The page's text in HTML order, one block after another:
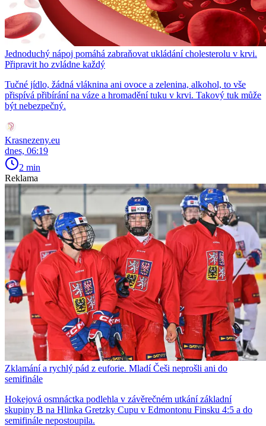
Jednoduchý nápoj pomáhá zabraňovat ukládání cholesterolu v krvi.
Připravit ho zvládne každý
Tučné jídlo, žádná vláknina ani ovoce a zelenina, alkohol, to vše
přispívá přibírání na váze a hromadění tuku v krvi. Takový tuk může
být nebezpečný.
Krasnezeny.eu
dnes, 06:19
2 min
Reklama
Zklamání a rychlý pád z euforie. Mladí Češi neprošli ani do
semifinále
Hokejová osmnáctka podlehla v závěrečném utkání základní
skupiny B na Hlinka Gretzky Cupu v Edmontonu Finsku 4:5 a do
semifinále nepostoupila.